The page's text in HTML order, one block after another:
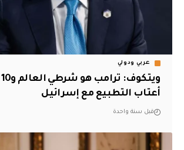
عربي ودولي
أعتاب التطبيع مع إسرائيل
قبل سنة واحدة